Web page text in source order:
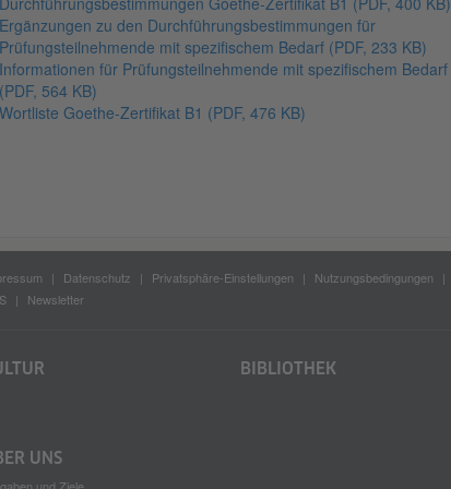
zu den Durchführungsbestimmungen für
mit spezifischem Bedarf (PDF, 233 KB)
für Prüfungsteilnehmende mit spezifischem Bedarf
564 KB)
Goethe-Zertifikat B1 (PDF, 476 KB)
Datenschutz Privatsphäre-Einstellungen
Nutzungsbedingungen
Newsletter
BIBLIOTHEK
UNS